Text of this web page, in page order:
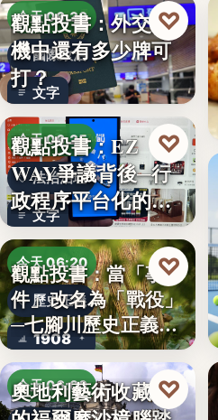
今天 06:30
國際政治
文字
觀點投書：外交危
機中還有多少牌可
打？
♡
今天 06:25
法治治理
文字
觀點投書：EZ
WAY爭議背後─行
政程序平台化的法
治缺口
♡
今天 06:20
歷史正義
1908
觀點投書：當「事
件」改名為「戰役」
─七腳川歷史正義不
能停…
♡
今天 06:00
奧地利藝術收藏家
♡